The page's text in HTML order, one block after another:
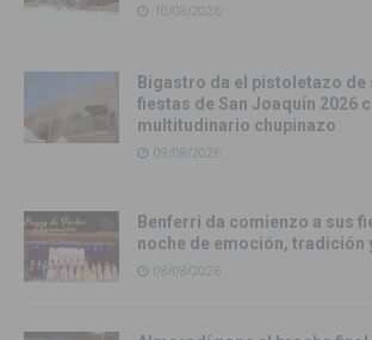
10/08/2026
Bigastro da el pistoletazo de
fiestas de San Joaquín 2026
multitudinario chupinazo
09/08/2026
Benferri da comienzo a sus
noche de emoción, tradición
08/08/2026